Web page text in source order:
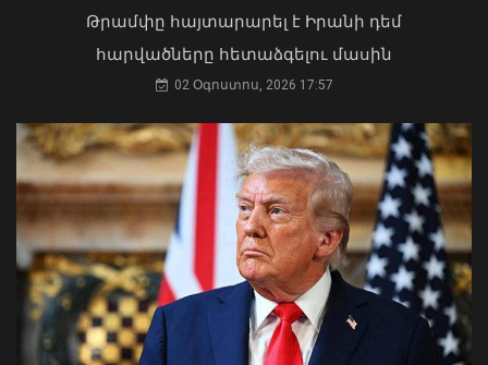
Հայաստանն ու Ադրբեջանը շարժվում
են դեպի մշտական խաղաղության
համաձայնագիր. Թուրքիայի ԱԳ
նախարար
09 Օգոստոս, 2026 12:46
կանգնի, եթե հանցանք է գործել, կամ
արտաքին ազդեցության գործակալ
դարձել. աստվածաբան
07 Օգոստոս, 2026 17:03
Թրամփը հայտարարել է Իրանի դեմ
հարվածները հետաձգելու մասին
02 Օգոստոս, 2026 17:57